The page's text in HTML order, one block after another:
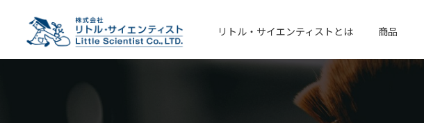
ン
ー
リトル・サイエンティストとは 商品